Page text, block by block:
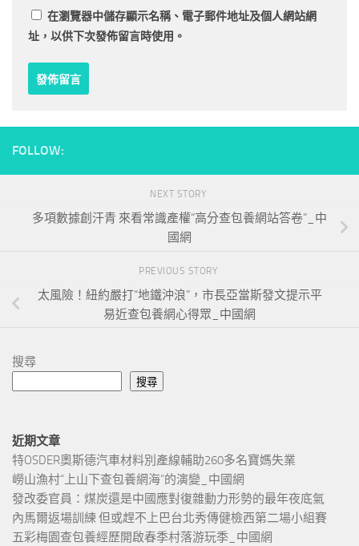
在瀏覽器中儲存顯示名稱、電子郵件地址及個人網站網
址，以供下次發佈留言時使用。
FOLLOW:
NEXT STORY
多項數據創汗青 來看常識產權“高分查包養網站答卷”_中
國網
PREVIOUS STORY
太風險！紐約嚴打“地鐵沖浪”，市長亞當斯發文提示平
易近查包養網心得眾_中國網
搜尋
搜尋
近期文章
特OSDER奧斯德汽車材料別產線輔助260多名寶媽失業
嶗山漁村“上山下查包養網海”的演變_中國網
發改委官員：煤炭還是中國應對復雜動力形勢的最年夜底氣
內馬爾返場訓練 但或趕不上巴台北秀傳健檢西第二場小組賽
五彩梅園查包養經歷開啟春季村落游玩季_中國網